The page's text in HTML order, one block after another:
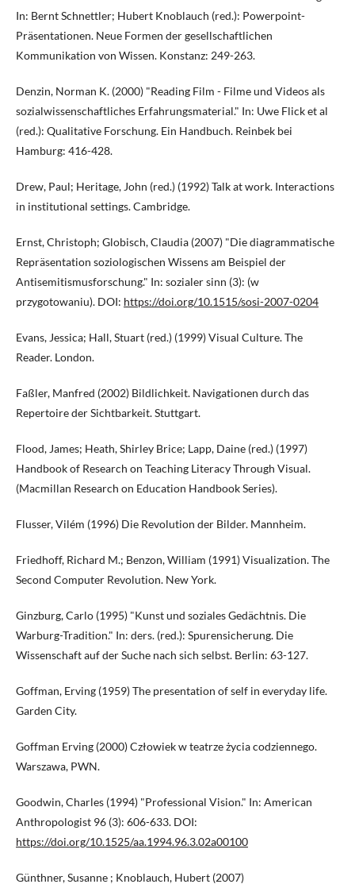
In: Bernt Schnettler; Hubert Knoblauch (red.): Powerpoint-
Präsentationen. Neue Formen der gesellschaftlichen
Kommunikation von Wissen. Konstanz: 249-263.
Denzin, Norman K. (2000) "Reading Film - Filme und Videos als
sozialwissenschaftliches Erfahrungsmaterial." In: Uwe Flick et al
(red.): Qualitative Forschung. Ein Handbuch. Reinbek bei
Hamburg: 416-428.
Drew, Paul; Heritage, John (red.) (1992) Talk at work. Interactions
in institutional settings. Cambridge.
Ernst, Christoph; Globisch, Claudia (2007) "Die diagrammatische
Repräsentation soziologischen Wissens am Beispiel der
Antisemitismusforschung." In: sozialer sinn (3): (w
przygotowaniu). DOI: https://doi.org/10.1515/sosi-2007-0204
Evans, Jessica; Hall, Stuart (red.) (1999) Visual Culture. The
Reader. London.
Faßler, Manfred (2002) Bildlichkeit. Navigationen durch das
Repertoire der Sichtbarkeit. Stuttgart.
Flood, James; Heath, Shirley Brice; Lapp, Daine (red.) (1997)
Handbook of Research on Teaching Literacy Through Visual.
(Macmillan Research on Education Handbook Series).
Flusser, Vilém (1996) Die Revolution der Bilder. Mannheim.
Friedhoff, Richard M.; Benzon, William (1991) Visualization. The
Second Computer Revolution. New York.
Ginzburg, Carlo (1995) "Kunst und soziales Gedächtnis. Die
Warburg-Tradition." In: ders. (red.): Spurensicherung. Die
Wissenschaft auf der Suche nach sich selbst. Berlin: 63-127.
Goffman, Erving (1959) The presentation of self in everyday life.
Garden City.
Goffman Erving (2000) Człowiek w teatrze życia codziennego.
Warszawa, PWN.
Goodwin, Charles (1994) "Professional Vision." In: American
Anthropologist 96 (3): 606-633. DOI:
https://doi.org/10.1525/aa.1994.96.3.02a00100
Günthner, Susanne ; Knoblauch, Hubert (2007)